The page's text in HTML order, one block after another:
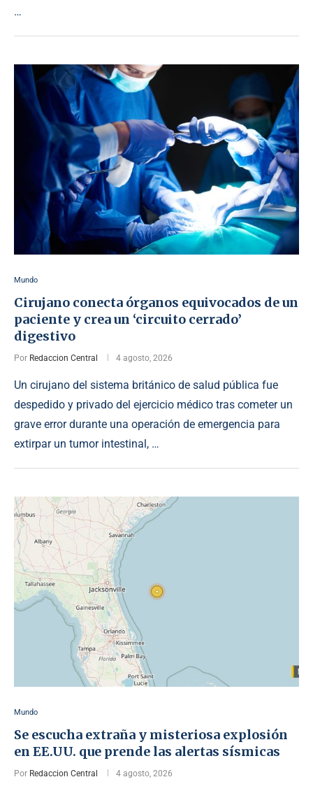
…
Mundo
Cirujano conecta órganos equivocados de un
paciente y crea un ‘circuito cerrado’
digestivo
Por Redaccion Central 4 agosto, 2026
Un cirujano del sistema británico de salud pública fue
despedido y privado del ejercicio médico tras cometer un
grave error durante una operación de emergencia para
extirpar un tumor intestinal, …
Mundo
Se escucha extraña y misteriosa explosión
en EE.UU. que prende las alertas sísmicas
Por Redaccion Central 4 agosto, 2026